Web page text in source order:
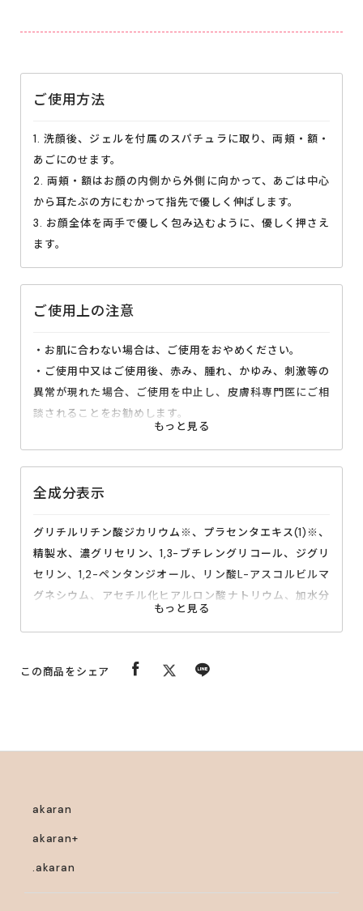
お届け予定日の10日前までにご変更ください。
ご使用方法
1. 洗顔後、ジェルを付属のスパチュラに取り、両頬・額・
あごにのせます。
2. 両頬・額はお顔の内側から外側に向かって、あごは中心
から耳たぶの方にむかって指先で優しく伸ばします。
3. お顔全体を両手で優しく包み込むように、優しく押さえ
ます。
ご使用上の注意
・お肌に合わない場合は、ご使用をおやめください。
・ご使用中又はご使用後、赤み、腫れ、かゆみ、刺激等の
異常が現れた場合、ご使用を中止し、皮膚科専門医にご相
談されることをお勧めします。
・傷、腫れもの、湿疹等、異常がある部分のご使用はおや
は、こすらず、すぐに水で洗い流してください。
・清潔な手で取り扱い、使用後はしっかりとしめ、直射日
光、高温多湿を避け、お子様の手の届かない所に保管して
ください。
・開封後は、なるべくお早めにご使用ください。
全成分表示
グリチルリチン酸ジカリウム※、プラセンタエキス(1)※、
精製水、濃グリセリン、1,3-ブチレングリコール、ジグリ
セリン、1,2-ペンタンジオール、リン酸L-アスコルビルマ
グネシウム、アセチル化ヒアルロン酸ナトリウム、加水分
解卵殻膜、加水分解ヒアルロン酸、アンズ果汁、マロニエ
ス、コラーゲン・トリペプチド F、ヒメフウロエキス、ユ
ズセラミド、ヒアルロン酸ナトリウム(2)、米抽出物加水分
オール、アクリル酸・メタクリル酸アルキル共重合体、ト
シエタノール
この商品をシェア
akaran
akaran+
.akaran